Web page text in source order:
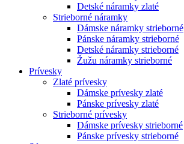
Detské náramky zlaté
Strieborné náramky
Dámske náramky strieborné
Pánske náramky strieborné
Detské náramky strieborné
Žužu náramky strieborné
Prívesky
Zlaté prívesky
Dámske prívesky zlaté
Pánske prívesky zlaté
Strieborné prívesky
Dámske prívesky strieborné
Pánske prívesky strieborné